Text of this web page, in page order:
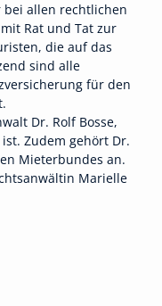
allen rechtlichen
Rat und Tat zur
die auf das
sind alle
für den
Dr. Rolf Bosse,
Zudem gehört Dr.
Mieterbundes an.
Marielle